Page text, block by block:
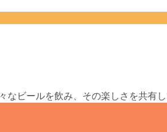
ビールを飲み、その楽しさを共有し